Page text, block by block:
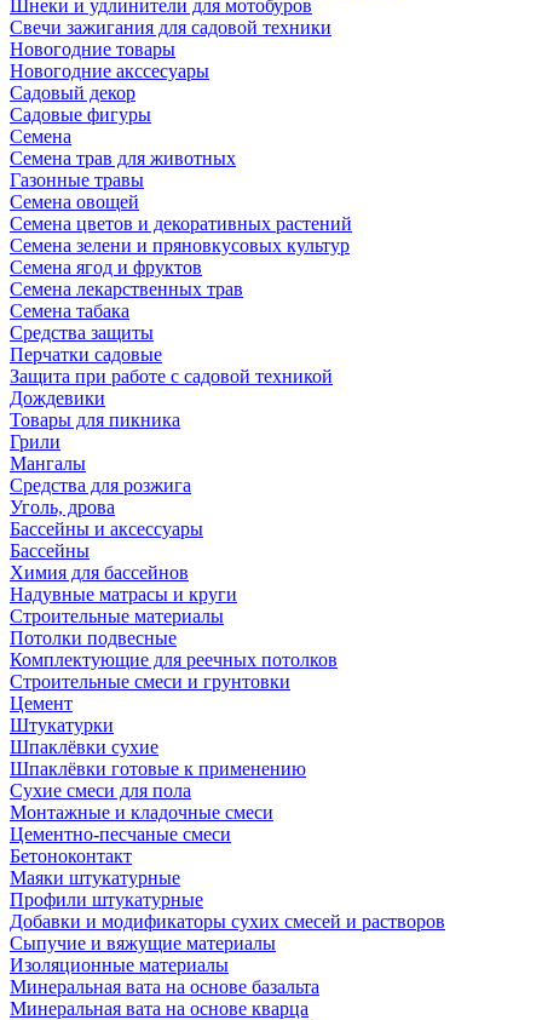
Шнеки и удлинители для мотобуров
Свечи зажигания для садовой техники
Новогодние товары
Новогодние акссесуары
Садовый декор
Садовые фигуры
Семена
Семена трав для животных
Газонные травы
Семена овощей
Семена цветов и декоративных растений
Семена зелени и пряновкусовых культур
Семена ягод и фруктов
Семена лекарственных трав
Семена табака
Средства защиты
Перчатки садовые
Защита при работе с садовой техникой
Дождевики
Товары для пикника
Грили
Мангалы
Средства для розжига
Уголь, дрова
Бассейны и аксессуары
Бассейны
Химия для бассейнов
Надувные матрасы и круги
Строительные материалы
Потолки подвесные
Комплектующие для реечных потолков
Строительные смеси и грунтовки
Цемент
Штукатурки
Шпаклёвки сухие
Шпаклёвки готовые к применению
Сухие смеси для пола
Монтажные и кладочные смеси
Цементно-песчаные смеси
Бетоноконтакт
Маяки штукатурные
Профили штукатурные
Добавки и модификаторы сухих смесей и растворов
Сыпучие и вяжущие материалы
Изоляционные материалы
Минеральная вата на основе базальта
Минеральная вата на основе кварца